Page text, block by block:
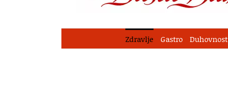
Zdravlje Gastro Duhovnost